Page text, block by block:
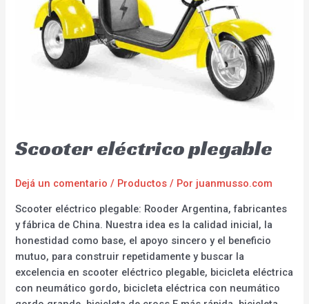
Scooter eléctrico plegable
Dejá un comentario / Productos / Por juanmusso.com
Scooter eléctrico plegable: Rooder Argentina, fabricantes
y fábrica de China. Nuestra idea es la calidad inicial, la
honestidad como base, el apoyo sincero y el beneficio
mutuo, para construir repetidamente y buscar la
excelencia en scooter eléctrico plegable, bicicleta eléctrica
con neumático gordo, bicicleta eléctrica con neumático